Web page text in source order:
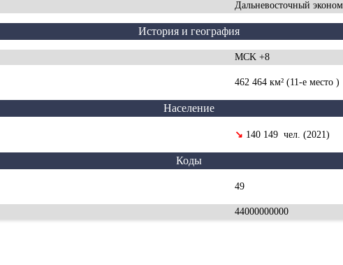
Дальневосточный
История и география
MCK +8
462 464 км² (11-е место )
Население
↘ 140 149 чел. (2021)
Коды
49
44000000000